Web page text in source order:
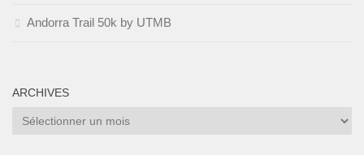
Andorra Trail 50k by UTMB
ARCHIVES
Archives